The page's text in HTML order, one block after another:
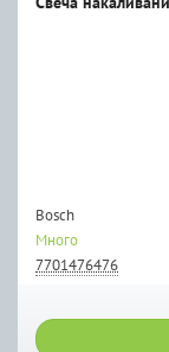
Bosch
Много
7701476476